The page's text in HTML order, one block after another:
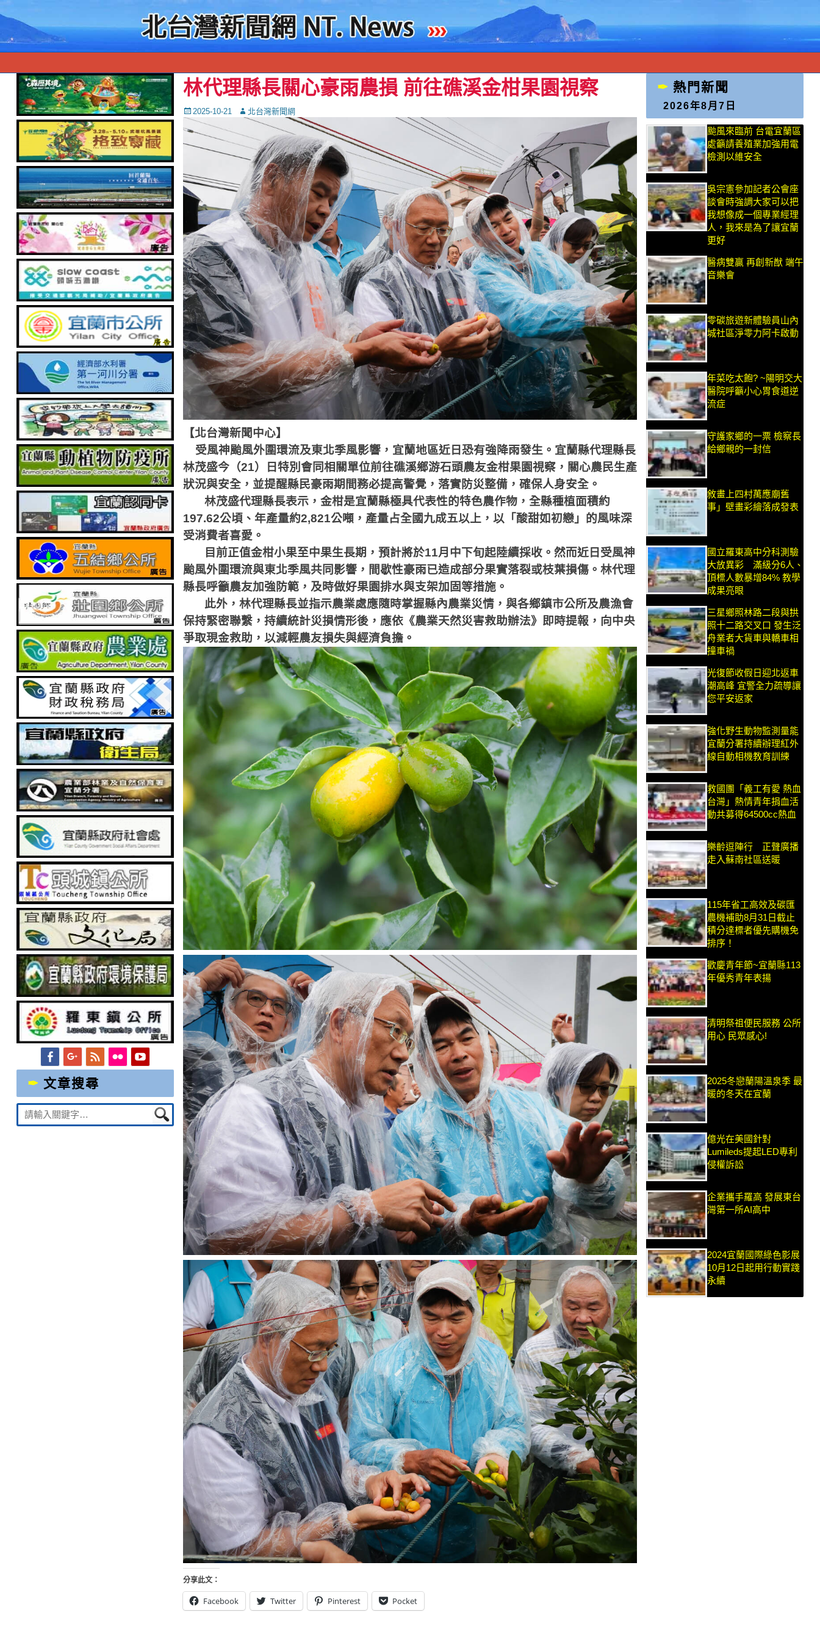
林代理縣長關心豪雨農損 前往礁溪金柑果園視察
Posted
on
2025-10-21 Autor北台灣新聞網
【北台灣新聞中心】
受風神颱風外圍環流及東北季風影響，宜蘭地區近日恐有強降雨發生。宜蘭縣代理縣長
林茂盛今（21）日特別會同相關單位前往礁溪鄉游石頭農友金柑果園視察，關心農民生產
狀況與安全，並提醒縣民豪雨期間務必提高警覺，落實防災整備，確保人身安全。
林茂盛代理縣長表示，金柑是宜蘭縣極具代表性的特色農作物，全縣種植面積約
197.62公頃、年產量約2,821公噸，產量占全國九成五以上，以「酸甜如初戀」的風味深
受消費者喜愛。
目前正值金柑小果至中果生長期，預計將於11月中下旬起陸續採收。然而近日受風神
颱風外圍環流與東北季風共同影響，間歇性豪雨已造成部分果實落裂或枝葉損傷。林代理
縣長呼籲農友加強防範，及時做好果園排水與支架加固等措施。
此外，林代理縣長並指示農業處應隨時掌握縣內農業災情，與各鄉鎮市公所及農漁會
保持緊密聯繫，持續統計災損情形後，應依《農業天然災害救助辦法》即時提報，向中央
爭取現金救助，以減輕農友損失與經濟負擔。
分享此文：
Facebook Twitter Pinterest Pocket
熱門新聞
2026年8月7日
颱風來臨前 台電宜蘭區
處籲請養殖業加強用電
檢測以維安全
吳宗憲參加記者公會座
談會時強調大家可以把
我想像成一個專業經理
人，我來是為了讓宜蘭
更好
醫病雙贏 再創新猷 端午
音樂會
零碳旅遊新體驗員山內
城社區淨零力阿卡啟動
年菜吃太飽? ~陽明交大
醫院呼籲小心胃食道逆
流症
守護家鄉的一票 檢察長
給鄉親的一封信
敘畫上四村萬應廟舊
事」壁畫彩繪落成發表
國立羅東高中分科測驗
大放異彩 滿級分6人、
頂標人數暴增84% 教學
成果亮眼
三星鄉照林路二段與拱
照十二路交叉口 發生泛
舟業者大貨車與轎車相
撞車禍
光復節收假日迎北返車
潮高峰 宜警全力疏導讓
您平安返家
強化野生動物監測量能
宜蘭分署持續辦理紅外
線自動相機教育訓練
救國團「義工有愛 熱血
台灣」熱情青年捐血活
動共募得64500cc熱血
樂齡逗陣行 正聲廣播
走入蘇南社區送暖
115年省工高效及碳匯
農機補助8月31日截止
積分達標者優先購機免
排序！
歡慶青年節~宜蘭縣113
年優秀青年表揚
清明祭祖便民服務 公所
用心 民眾感心!
2025冬戀蘭陽溫泉季 最
暖的冬天在宜蘭
億光在美國針對
Lumileds提起LED專利
侵權訴訟
企業攜手羅高 發展東台
灣第一所AI高中
2024宜蘭國際綠色影展
10月12日起用行動實踐
永續
FacebookGoogleplus
FeedFlickrYouTube
文章搜尋
Suche
nach: